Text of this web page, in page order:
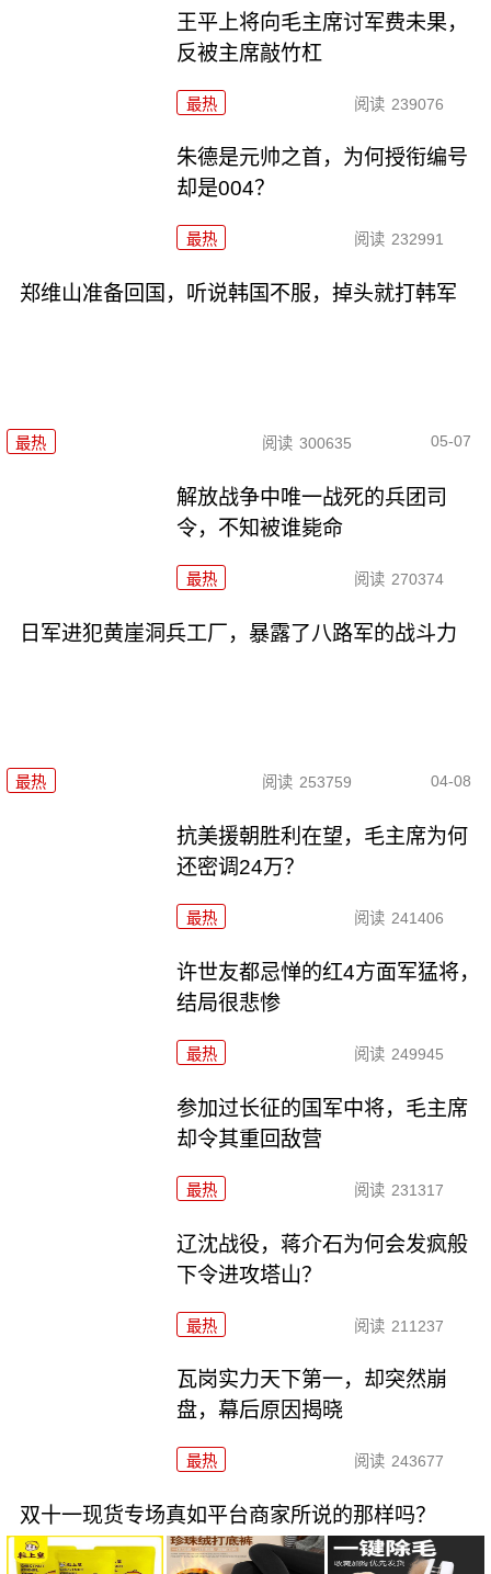
王平上将向毛主席讨军费未果，
反被主席敲竹杠
最热 阅读 239076
朱德是元帅之首，为何授衔编号
却是004？
最热 阅读 232991
郑维山准备回国，听说韩国不服，掉头就打韩军
最热 阅读 300635 05-07
解放战争中唯一战死的兵团司
令，不知被谁毙命
最热 阅读 270374
日军进犯黄崖洞兵工厂，暴露了八路军的战斗力
最热 阅读 253759 04-08
抗美援朝胜利在望，毛主席为何
还密调24万？
最热 阅读 241406
许世友都忌惮的红4方面军猛将，
结局很悲惨
最热 阅读 249945
参加过长征的国军中将，毛主席
却令其重回敌营
最热 阅读 231317
辽沈战役，蒋介石为何会发疯般
下令进攻塔山？
最热 阅读 211237
瓦岗实力天下第一，却突然崩
盘，幕后原因揭晓
最热 阅读 243677
双十一现货专场真如平台商家所说的那样吗？